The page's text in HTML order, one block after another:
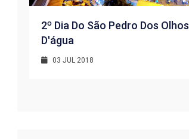
2º Dia Do São Pedro Dos Olhos
D'água
03 JUL 2018